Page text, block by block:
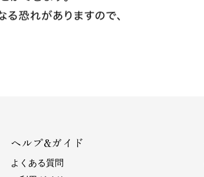
ヘルプ&ガイド
よくある質問